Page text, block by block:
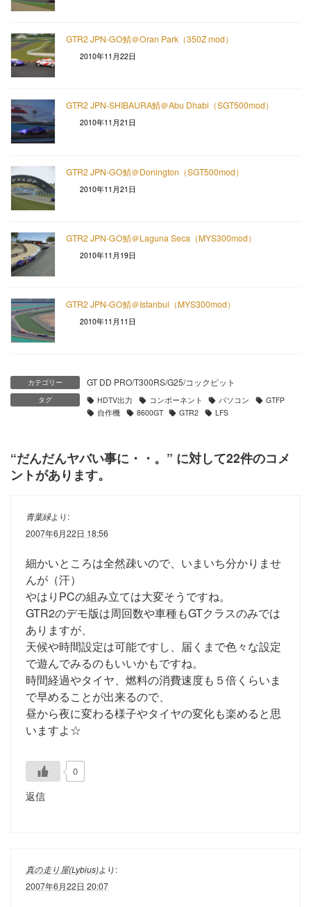
GTR2 JPN-GO鯖＠Oran Park（350Z mod）
2010年11月22日
GTR2 JPN-SHIBAURA鯖＠Abu Dhabi（SGT500mod）
2010年11月21日
GTR2 JPN-GO鯖＠Donington（SGT500mod）
2010年11月21日
GTR2 JPN-GO鯖＠Laguna Seca（MYS300mod）
2010年11月19日
GTR2 JPN-GO鯖＠Istanbul（MYS300mod）
2010年11月11日
カテゴリー GT DD PRO/T300RS/G25/コックピット
タグ HDTV出力 コンポーネント パソコン
GTFP
自作機
8600GT GTR2 LFS
“だんだんヤバい事に・・。 ” に対して22件のコメ
ントがあります。
青葉緑より:
2007年6月22日 18:56
細かいところは全然疎いので、いまいち分かりませ
んが（汗）
やはりPCの組み立ては大変そうですね。
GTR2のデモ版は周回数や車種もGTクラスのみでは
ありますが、
天候や時間設定は可能ですし、届くまで色々な設定
で遊んでみるのもいいかもですね。
時間経過やタイヤ、燃料の消費速度も５倍くらいま
で早めることが出来るので、
昼から夜に変わる様子やタイヤの変化も楽めると思
いますよ☆
0
返信
真の走り屋(Lybius)より:
2007年6月22日 20:07